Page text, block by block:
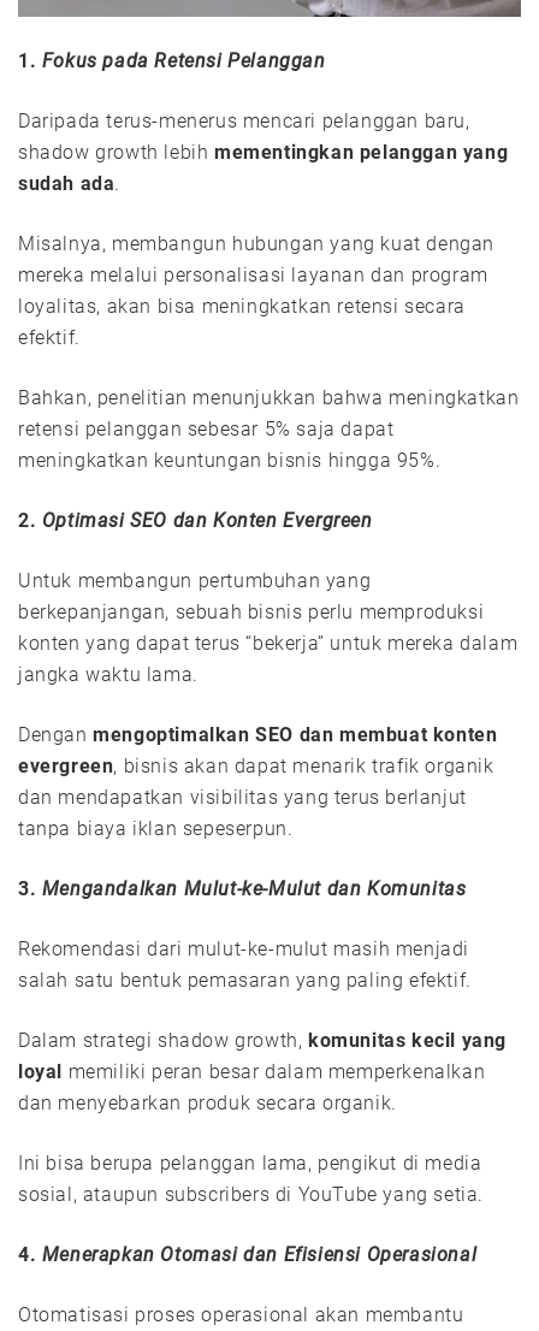
1. Fokus pada Retensi Pelanggan
Daripada terus-menerus mencari pelanggan baru,
shadow growth lebihmementingkan pelanggan yang
sudah ada.
Misalnya, membangun hubungan yang kuat dengan
mereka melalui personalisasi layanan dan program
loyalitas, akan bisa meningkatkan retensi secara
efektif.
Bahkan, penelitian menunjukkan bahwa meningkatkan
retensi pelanggan sebesar 5% saja dapat
meningkatkan keuntungan bisnis hingga 95%.
2. Optimasi SEO dan Konten Evergreen
Untuk membangun pertumbuhan yang
berkepanjangan, sebuah bisnis perlu memproduksi
konten yang dapat terus “bekerja” untuk mereka dalam
jangka waktu lama.
Denganmengoptimalkan SEO dan membuat konten
evergreen, bisnis akan dapat menarik trafik organik
dan mendapatkan visibilitas yang terus berlanjut
tanpa biaya iklan sepeserpun.
3. Mengandalkan Mulut-ke-Mulut dan Komunitas
Rekomendasi dari mulut-ke-mulut masih menjadi
salah satu bentuk pemasaran yang paling efektif.
Dalam strategi shadow growth, komunitas kecil yang
loyal memiliki peran besar dalam memperkenalkan
dan menyebarkan produk secara organik.
Ini bisa berupa pelanggan lama, pengikut di media
sosial, ataupun subscribers di YouTube yang setia.
4. Menerapkan Otomasi dan Efisiensi Operasional
Otomatisasi proses operasional akan membantu